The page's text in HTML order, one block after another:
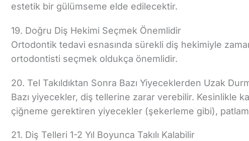
estetik bir gülümseme elde edilecektir.
19. Doğru Diş Hekimi Seçmek Önemlidir
Ortodontik tedavi esnasında sürekli diş hekimiyle
ortodontisti seçmek oldukça önemlidir.
20. Tel Takıldıktan Sonra Bazı Yiyeceklerden Uzak
Bazı yiyecekler, diş tellerine zarar verebilir. Kesinlikle
çiğneme gerektiren yiyecekler (şekerleme gibi),
21. Diş Telleri 1-2 Yıl Boyunca Takılı Kalabilir